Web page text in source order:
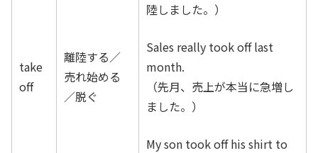
take
off
離陸する／
売れ始める
／脱ぐ
陸しました。）
Sales really took off last
month.
（先月、売上が本当に急増し
ました。）
My son took off his shirt to